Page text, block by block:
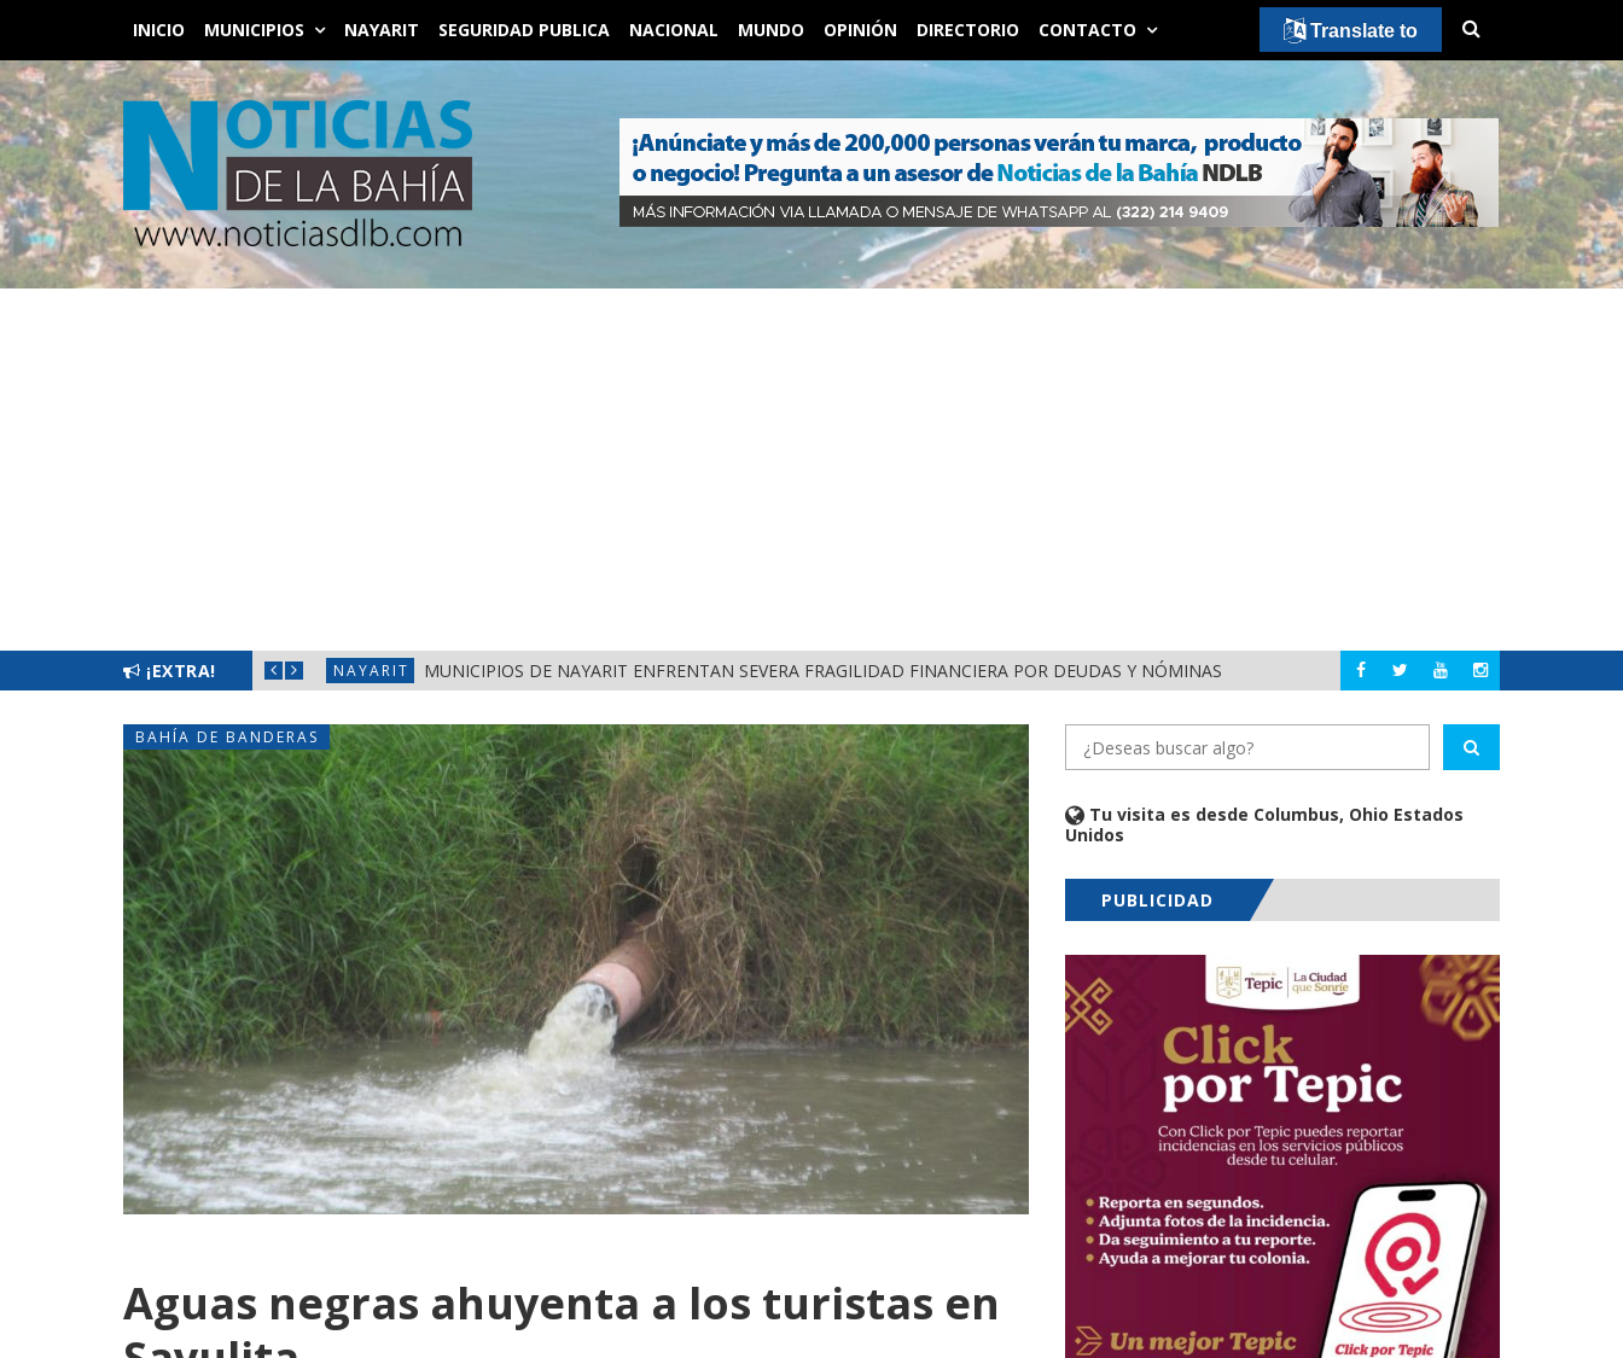
INICIO MUNICIPIOS NAYARIT SEGURIDAD PUBLICA NACIONAL MUNDO OPINIÓN DIRECTORIO CONTACTO
¡EXTRA!
FRONTERAS DE NAYARIT NAYARIT MUNICIPIOS DE NAYARIT ENFRENTAN SEVERA FRAGILIDAD FINANCIERA POR DEUDAS Y NÓMINAS NACIONAL DETIENEN AL
BAHÍA DE BANDERAS
Aguas negras ahuyenta a los turistas en
Tu visita es desde Columbus, Ohio Estados
Unidos
PUBLICIDAD
Translate to